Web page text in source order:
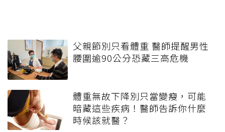
父親節別只看體重 醫師提醒男性
腰圍逾90公分恐藏三高危機
體重無故下降別只當變瘦，可能
暗藏這些疾病！醫師告訴你什麼
時候該就醫？